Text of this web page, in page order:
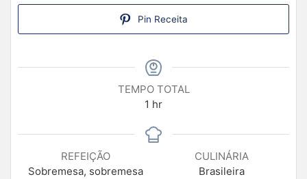
Pin Receita
TEMPO TOTAL
1 hr
REFEIÇÃO
Sobremesa, sobremesa
CULINÁRIA
Brasileira